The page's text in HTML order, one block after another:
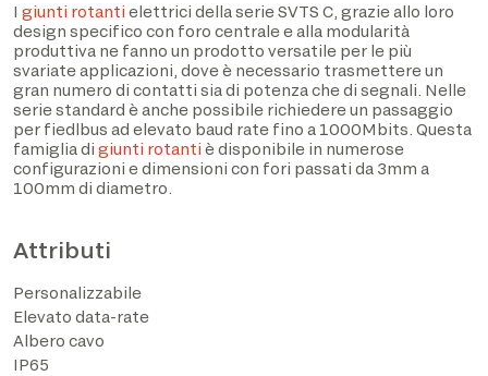
I giunti rotanti elettrici della serie SVTS C, grazie allo loro
design specifico con foro centrale e alla modularità
produttiva ne fanno un prodotto versatile per le più
svariate applicazioni, dove è necessario trasmettere un
gran numero di contatti sia di potenza che di segnali. Nelle
serie standard è anche possibile richiedere un passaggio
per fiedlbus ad elevato baud rate fino a 1000Mbits. Questa
famiglia di giunti rotanti è disponibile in numerose
configurazioni e dimensioni con fori passati da 3mm a
100mm di diametro.
Attributi
Personalizzabile
Elevato data-rate
Albero cavo
IP65